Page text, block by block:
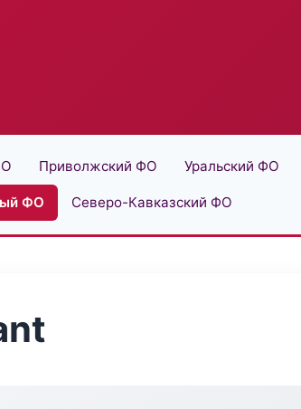
Приволжский ФО Уральский ФО
ФО Северо-Кавказский ФО